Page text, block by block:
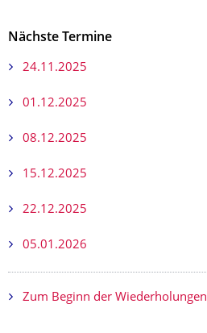
Nächste Termine
24.11.2025
01.12.2025
08.12.2025
15.12.2025
22.12.2025
05.01.2026
Zum Beginn der Wiederholungen